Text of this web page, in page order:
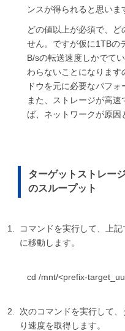
ンスが得られると思いま
どの値以上が必須で、
せん。ですが仮に1TBの
B/sの転送速度しかでて
わらないことになりま
ドウを元に必要なパフォ
また、ストレージが高
ば、ネットワークが原因
ターゲットストレー
のスループット
コマンドを実行して、上
に移動します。
cd /mnt/<prefix-
次のコマンドを実行して
り速度を取得します。